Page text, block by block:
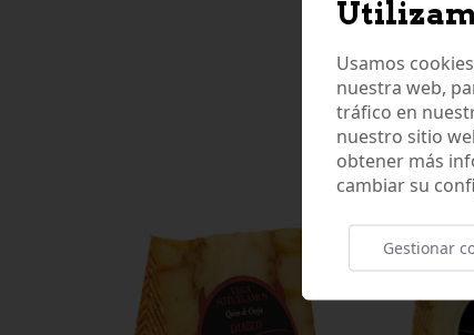
Usamos
nuestra web,
tráfico en
nuestro sitio
obtener más
cambiar su
Gestionar